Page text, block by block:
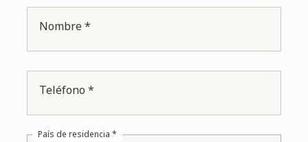
Nombre *
Teléfono *
País de residencia *